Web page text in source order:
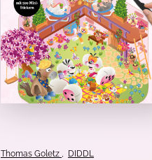
Thomas Goletz , DIDDL